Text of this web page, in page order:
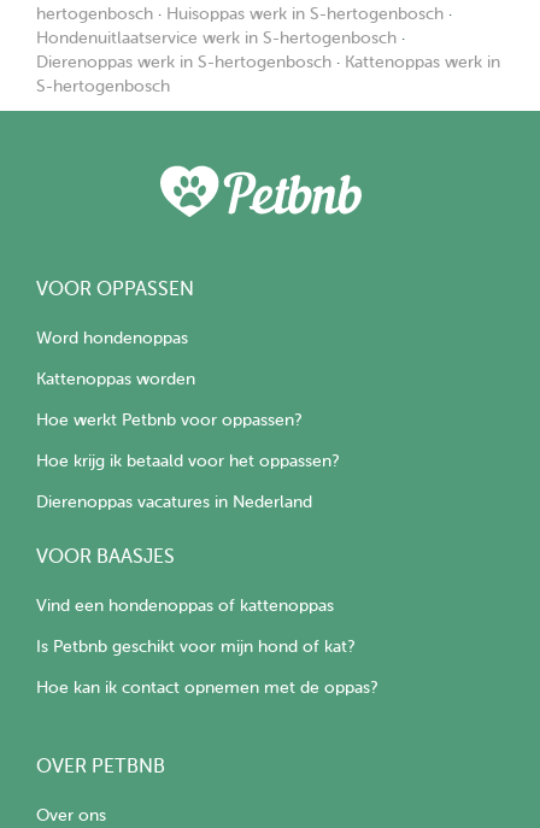
hertogenbosch · Huisoppas werk in S-hertogenbosch ·
Hondenuitlaatservice werk in S-hertogenbosch ·
Dierenoppas werk in S-hertogenbosch · Kattenoppas werk in
S-hertogenbosch
VOOR OPPASSEN
Word hondenoppas
Kattenoppas worden
Hoe werkt Petbnb voor oppassen?
Hoe krijg ik betaald voor het oppassen?
Dierenoppas vacatures in Nederland
VOOR BAASJES
Vind een hondenoppas of kattenoppas
Is Petbnb geschikt voor mijn hond of kat?
Hoe kan ik contact opnemen met de oppas?
OVER PETBNB
Over ons